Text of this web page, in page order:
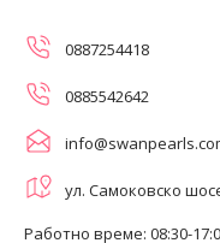
0887254418
0885542642
ул. Самоковско
Работно време: 08:30-